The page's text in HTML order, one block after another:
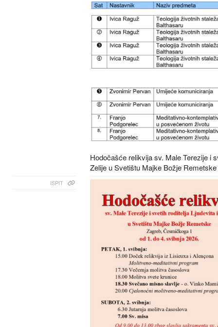
Hodočašće relikvija sv. Male Terezije i
Zelije u Svetištu Majke Božje Remetske
ISPIT